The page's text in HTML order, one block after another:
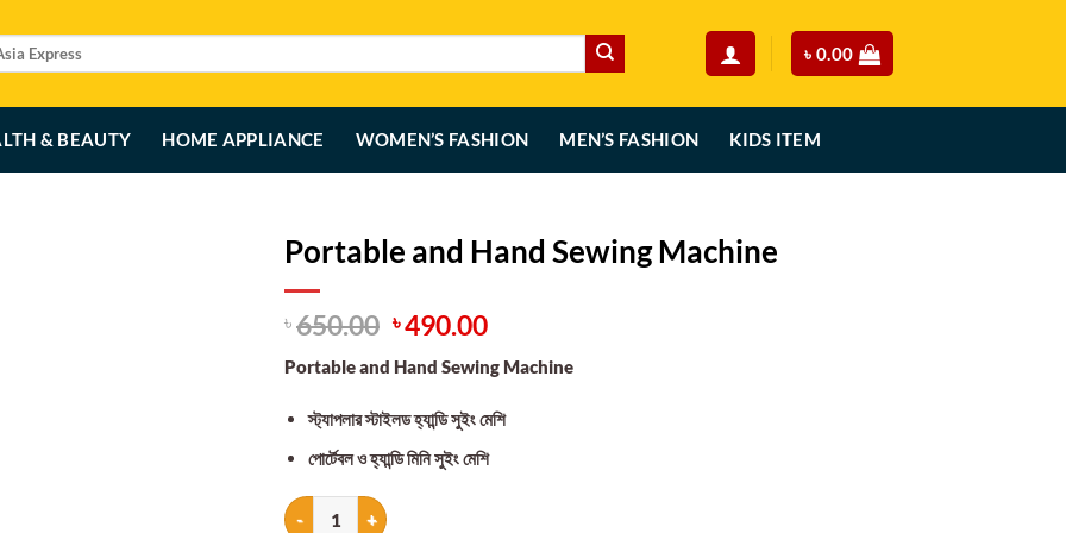
৳ 0.00
& BEAUTY HOME APPLIANCE WOMEN’S FASHION MEN’S FASHION KIDS ITEM
Portable and Hand Sewing Machine
৳650.00 Original
was:
৳ 650.00.
৳490.00Current
is:
৳ 490.00.
Portable and Hand Sewing Machine
স্ট্যাপলার স্টাইলড হ্যান্ডি সুইং মেশি
পোর্টেবল ও হ্যান্ডি মিনি সুইং মেশি
Portable and Hand Sewing Machine quantity